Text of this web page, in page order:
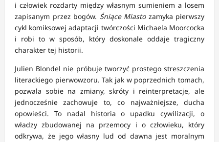
i człowiek rozdarty między własnym sumieniem a losem
zapisanym przez bogów. Śniące Miastozamyka pierwszy
cykl komiksowej adaptacji twórczości Michaela Moorcocka
i robi to w sposób, który doskonale oddaje tragiczny
charakter tej historii.
Julien Blondel nie próbuje tworzyć prostego streszczenia
literackiego pierwowzoru. Tak jak w poprzednich tomach,
pozwala sobie na zmiany, skróty i reinterpretacje, ale
jednocześnie zachowuje to, co najważniejsze, ducha
opowieści. To nadal historia o upadku cywilizacji, o
władzy zbudowanej na przemocy i o człowieku, który
odkrywa, że jego własny lud od dawna jest moralnym